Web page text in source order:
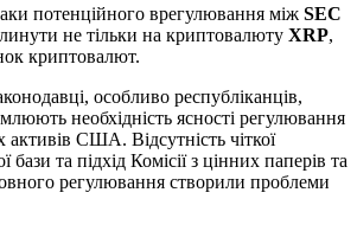
потенційного врегулювання між SEC
не тільки на криптовалюту XRP,
криптовалют.
особливо республіканців,
необхідність ясності регулювання
США. Відсутність чіткої
та підхід Комісії з цінних паперів та
регулювання створили проблеми